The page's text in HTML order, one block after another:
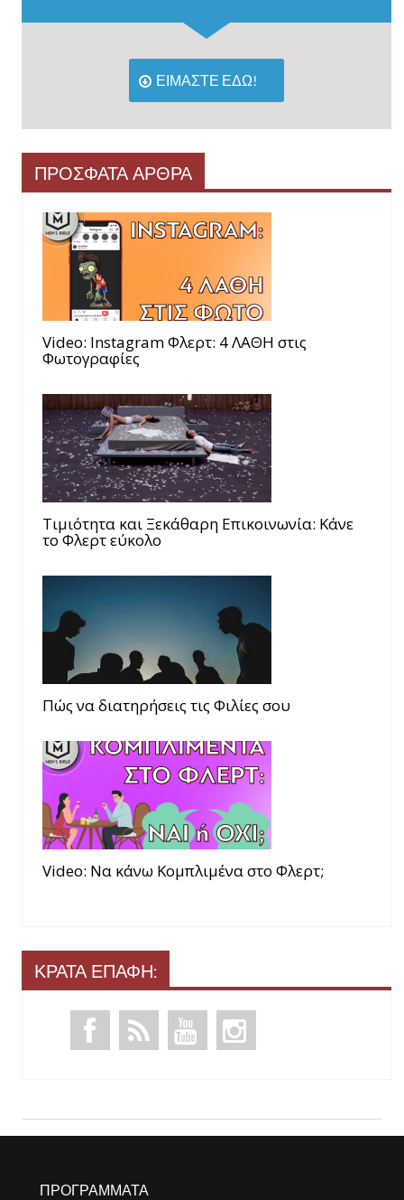
ΕΙΜΑΣΤΕ ΕΔΩ!
ΠΡΟΣΦΑΤΑ ΑΡΘΡΑ
Video: Instagram Φλερτ: 4 ΛΑΘΗ στις
Φωτογραφίες
Τιμιότητα και Ξεκάθαρη Επικοινωνία: Κάνε
το Φλερτ εύκολο
Πώς να διατηρήσεις τις Φιλίες σου
Video: Να κάνω Κομπλιμένα στο Φλερτ;
ΚΡΑΤΑ ΕΠΑΦΗ:
ΠΡΟΓΡΑΜΜΑΤΑ